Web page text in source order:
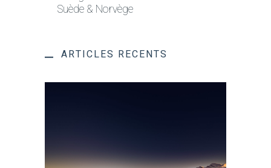
Suède & Norvège
ARTICLES RECENTS